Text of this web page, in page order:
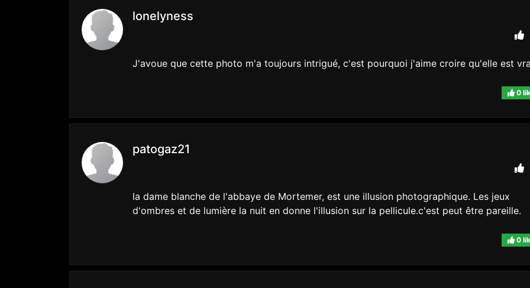
lonelyness
J'avoue que cette photo m'a toujours intrigué, c'est pourquoi j'aime croire qu'elle est
0
patogaz21
la dame blanche de l'abbaye de Mortemer, est une illusion photographique. Les jeux
d'ombres et de lumière la nuit en donne l'illusion sur la pellicule.c'est peut être pareille.
0